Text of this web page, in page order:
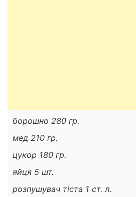
борошно 280 гр.
мед 210 гр.
цукор 180 гр.
яйця 5 шт.
розпушувач тіста 1 ст. л.